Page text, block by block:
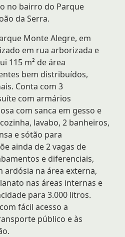
no bairro do Parque
da Serra.
Monte Alegre, em
em rua arborizada e
115 m² de área
bem distribuídos,
Conta com 3
com armários
com sanca em gesso e
lavabo, 2 banheiros,
e sótão para
ainda de 2 vagas de
e diferenciais,
ardósia na área externa,
nas áreas internas e
para 3.000 litros.
fácil acesso a
público e às